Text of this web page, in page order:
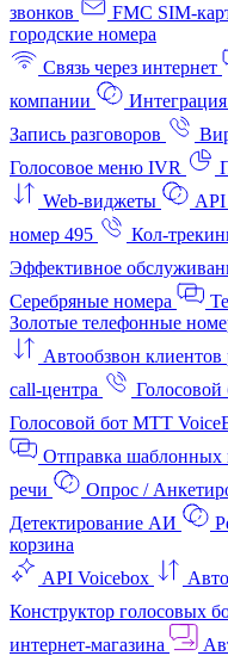
звонков
FMC SIM-
городские номера
Связь через интернет
компании
Запись разговоров
Голосовое меню IVR
Web-виджеты
номер 495
Кол-
Эффективное
Серебряные номера
Золотые телефонные
Автообзвон клиентов
call-центра
Голосовой бот МТТ
Отправка шаблонных
речи
Опрос /
Детектирование АИ
корзина
API Voicebox
Конструктор голосовых
интернет‑магазина